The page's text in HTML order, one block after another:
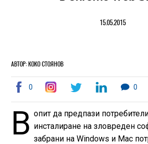
15.05.2015
АВТОР: КОКО СТОЯНОВ
0 0
В опит да предпази
инсталиране на зловреден
забрани на Windows и Mac